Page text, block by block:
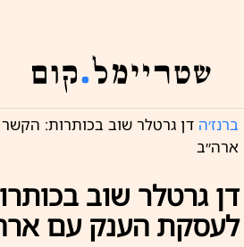
ברנז׳ה דן גרטלר שוב בכותרות:
ארה״ב
דן גרטלר שוב
לעסקת הענק עם